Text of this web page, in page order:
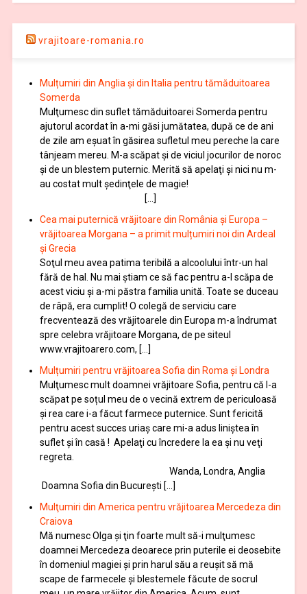
vrajitoare-romania.ro
Mulțumiri din Anglia și din Italia pentru tămăduitoarea
Somerda
Mulţumesc din suflet tămăduitoarei Somerda pentru
ajutorul acordat în a-mi găsi jumătatea, după ce de ani
de zile am eşuat în găsirea sufletul meu pereche la care
tânjeam mereu. M-a scăpat şi de viciul jocurilor de noroc
şi de un blestem puternic. Merită să apelaţi şi nici nu m-
au costat mult şedinţele de magie!
[…]
Cea mai puternică vrăjitoare din România și Europa –
vrăjitoarea Morgana – a primit mulțumiri noi din Ardeal
și Grecia
Soţul meu avea patima teribilă a alcoolului într-un hal
fără de hal. Nu mai ştiam ce să fac pentru a-l scăpa de
acest viciu şi a-mi păstra familia unită. Toate se duceau
de râpă, era cumplit! O colegă de serviciu care
frecventează des vrăjitoarele din Europa m-a îndrumat
spre celebra vrăjitoare Morgana, de pe siteul
www.vrajitoarero.com, […]
Mulțumiri pentru vrăjitoarea Sofia din Roma și Londra
Mulţumesc mult doamnei vrăjitoare Sofia, pentru că l-a
scăpat pe soțul meu de o vecină extrem de periculoasă
și rea care i-a făcut farmece puternice. Sunt fericită
pentru acest succes uriaș care mi-a adus liniștea în
suflet și în casă ! Apelaţi cu încredere la ea şi nu veţi
regreta.
Wanda, Londra, Anglia
Doamna Sofia din București […]
Mulţumiri din America pentru vrăjitoarea Mercedeza din
Craiova
Mă numesc Olga şi ţin foarte mult să-i mulţumesc
doamnei Mercedeza deoarece prin puterile ei deosebite
în domeniul magiei şi prin harul său a reuşit să mă
scape de farmecele şi blestemele făcute de socrul